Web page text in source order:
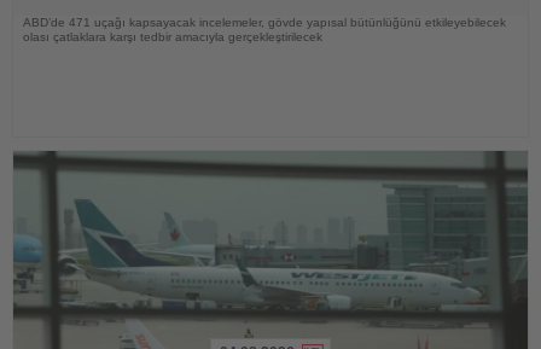
ABD’de 471 uçağı kapsayacak incelemeler, gövde yapısal bütünlüğünü etkileyebilecek
olası çatlaklara karşı tedbir amacıyla gerçekleştirilecek